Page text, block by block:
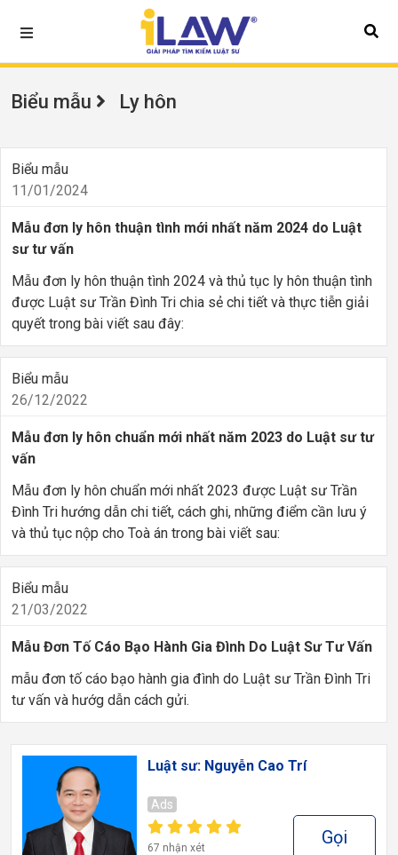
Biểu mẫu Ly hôn
Biểu mẫu
11/01/2024
Mẫu đơn ly hôn thuận tình mới nhất năm 2024 do Luật
sư tư vấn
Mẫu đơn ly hôn thuận tình 2024 và thủ tục ly hôn thuận tình
được Luật sư Trần Đình Tri chia sẻ chi tiết và thực tiễn giải
quyết trong bài viết sau đây:
Biểu mẫu
26/12/2022
Mẫu đơn ly hôn chuẩn mới nhất năm 2023 do Luật sư tư
vấn
Mẫu đơn ly hôn chuẩn mới nhất 2023 được Luật sư Trần
Đình Tri hướng dẫn chi tiết, cách ghi, những điểm cần lưu ý
và thủ tục nộp cho Toà án trong bài viết sau:
Biểu mẫu
21/03/2022
Mẫu Đơn Tố Cáo Bạo Hành Gia Đình Do Luật Sư Tư Vấn
mẫu đơn tố cáo bạo hành gia đình do Luật sư Trần Đình Tri
tư vấn và hướg dẫn cách gửi.
Luật sư: Nguyễn Cao Trí
Ads
67 nhận xét Gọi